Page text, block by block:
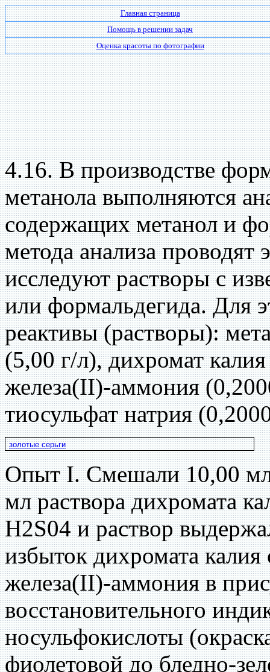
Главная страница
Помощь в решении задач
Оценка красоты по фотографии
4.16. В производстве
метанола выполняются
содержащих метанол и
метода анализа
исследуют растворы с
или формальдегида. Для
реактивы (растворы):
(5,00 г/л), дихромат
железа(II)-аммония
тиосульфат натрия
золотые серьги
Опыт I. Смешали 10,00 мл
мл раствора дихромата
H2S04 и раствор
избыток дихромата калия
железа(II)-аммония в
восстановительного
носульфокислоты
фиолетовой до бледно-